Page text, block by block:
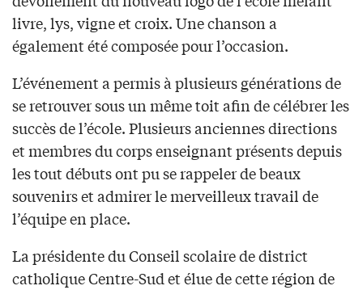
livre, lys, vigne et croix. Une chanson a
également été composée pour l’occasion.
L’événement a permis à plusieurs générations de
se retrouver sous un même toit afin de célébrer les
succès de l’école. Plusieurs anciennes directions
et membres du corps enseignant présents depuis
les tout débuts ont pu se rappeler de beaux
souvenirs et admirer le merveilleux travail de
l’équipe en place.
La présidente du Conseil scolaire de district
catholique Centre-Sud et élue de cette région de